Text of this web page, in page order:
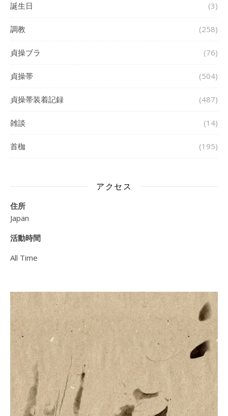
誕生日 (3)
調教 (258)
貞操ブラ (76)
貞操帯 (504)
貞操帯装着記録 (487)
雑談 (14)
首枷 (195)
アクセス
住所
Japan
活動時間
All Time